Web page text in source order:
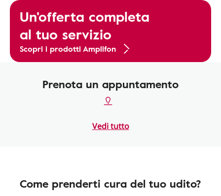
Un'offerta completa
al tuo servizio
Scopri i prodotti Amplifon
Prenota un appuntamento
Vedi tutto
Come prenderti cura del tuo udito?